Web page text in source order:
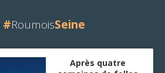
#RoumoisSeine
Après quatre